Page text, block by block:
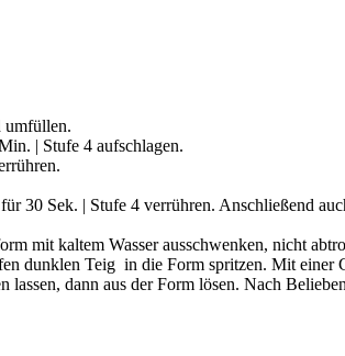
umfüllen.
| Stufe 4 aufschlagen.
30 Sek. | Stufe 4 verrühren. Anschließend
mit kaltem Wasser ausschwenken, nicht
dunklen Teig in die Form spritzen. Mit einer
dann aus der Form lösen. Nach